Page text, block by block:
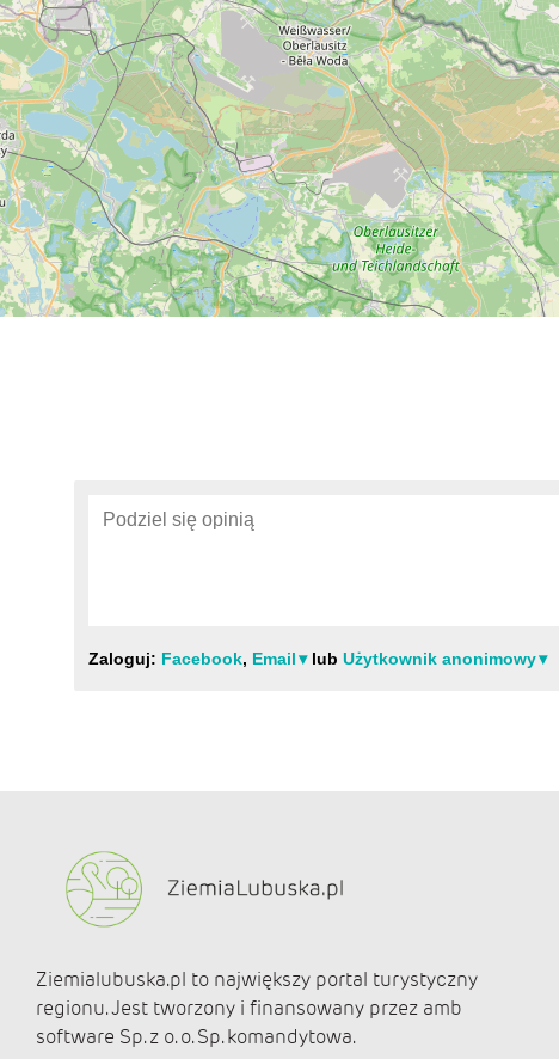
Ziemialubuska.pl to największy portal turystyczny
regionu. Jest tworzony i finansowany przez amb
software Sp. z o. o. Sp. komandytowa.